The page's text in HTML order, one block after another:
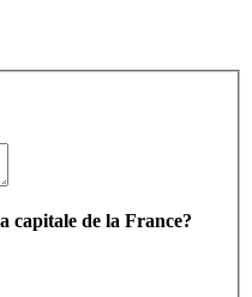
capitale de la France?